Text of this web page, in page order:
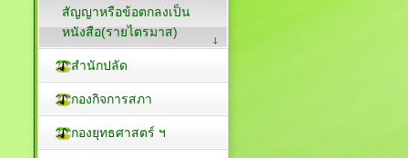
สัญญาหรือข้อตกลงเป็น
หนังสือ(รายไตรมาส)
สำนักปลัด
กองกิจการสภา
กองยุทธศาสตร์ ฯ